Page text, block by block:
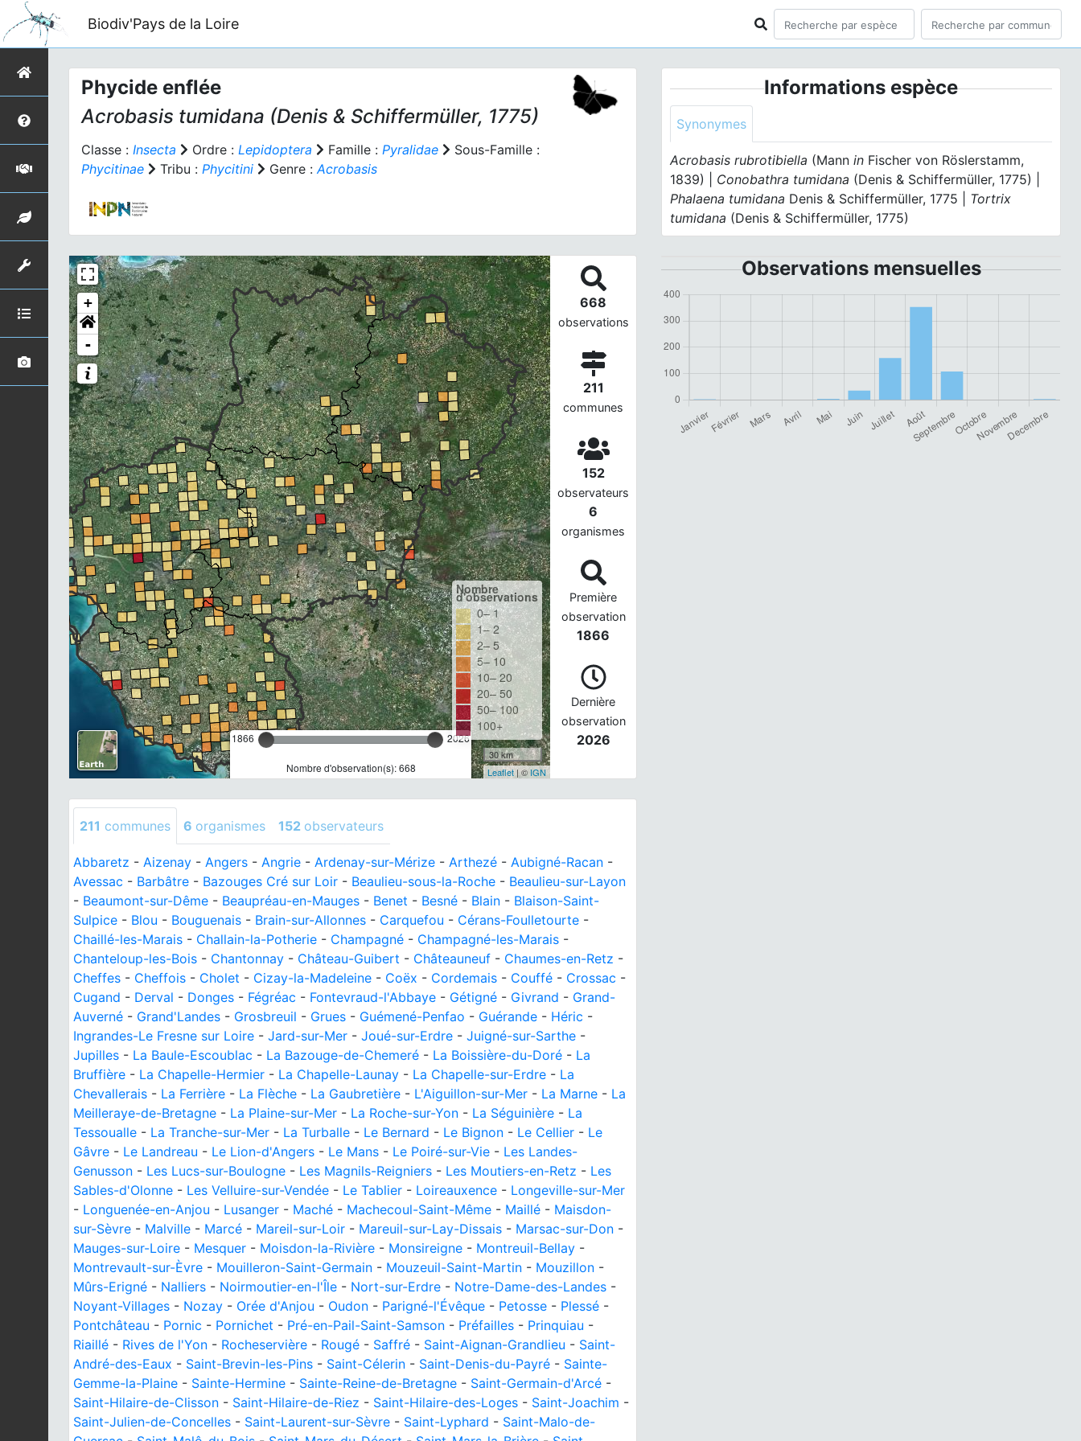
Biodiv'Pays de la Loire
Phycide enflée
Acrobasis tumidana (Denis & Schiffermüller, 1775)
Classe : Insecta Ordre : Lepidoptera Famille : Pyralidae
Sous-Famille :
Phycitinae
Tribu : Phycitini Genre :Acrobasis
+
-
1866 2026
Nombre d'observation(s): 668
Nombre
d'observations
0– 1
1– 2
2– 5
5– 10
10– 20
20– 50
50– 100
100+
30 km
Leaflet| © IGN
668
observations
211
communes
152
observateurs
6
organismes
Première
observation
1866
Dernière
observation
2026
211 communes 6 organismes 152 observateurs
Abbaretz - Aizenay - Angers - Angrie - Ardenay-sur-Mérize - Arthezé - Aubigné-Racan -
Avessac - Barbâtre - Bazouges Cré sur Loir - Beaulieu-sous-la-Roche - Beaulieu-sur-Layon
- Beaumont-sur-Dême - Beaupréau-en-Mauges - Benet - Besné - Blain - Blaison-Saint-
Sulpice - Blou - Bouguenais - Brain-sur-Allonnes - Carquefou - Cérans-Foulletourte -
Chaillé-les-Marais - Challain-la-Potherie - Champagné - Champagné-les-Marais -
Chanteloup-les-Bois - Chantonnay - Château-Guibert - Châteauneuf - Chaumes-en-Retz -
Cheffes - Cheffois - Cholet - Cizay-la-Madeleine - Coëx - Cordemais - Couffé - Crossac -
Cugand - Derval - Donges - Fégréac - Fontevraud-l'Abbaye - Gétigné - Givrand - Grand-
Auverné - Grand'Landes - Grosbreuil - Grues - Guémené-Penfao - Guérande - Héric -
Ingrandes-Le Fresne sur Loire - Jard-sur-Mer - Joué-sur-Erdre - Juigné-sur-Sarthe -
Jupilles - La Baule-Escoublac - La Bazouge-de-Chemeré - La Boissière-du-Doré - La
Bruffière - La Chapelle-Hermier - La Chapelle-Launay - La Chapelle-sur-Erdre - La
Chevallerais - La Ferrière - La Flèche - La Gaubretière - L'Aiguillon-sur-Mer - La Marne - La
Meilleraye-de-Bretagne - La Plaine-sur-Mer - La Roche-sur-Yon - La Séguinière - La
Tessoualle - La Tranche-sur-Mer - La Turballe - Le Bernard - Le Bignon - Le Cellier - Le
Gâvre - Le Landreau - Le Lion-d'Angers - Le Mans - Le Poiré-sur-Vie - Les Landes-
Genusson - Les Lucs-sur-Boulogne - Les Magnils-Reigniers - Les Moutiers-en-Retz - Les
Sables-d'Olonne - Les Velluire-sur-Vendée - Le Tablier - Loireauxence - Longeville-sur-Mer
- Longuenée-en-Anjou - Lusanger - Maché - Machecoul-Saint-Même - Maillé - Maisdon-
sur-Sèvre - Malville - Marcé - Mareil-sur-Loir - Mareuil-sur-Lay-Dissais - Marsac-sur-Don -
Mauges-sur-Loire - Mesquer - Moisdon-la-Rivière - Monsireigne - Montreuil-Bellay -
Montrevault-sur-Èvre - Mouilleron-Saint-Germain - Mouzeuil-Saint-Martin - Mouzillon -
Mûrs-Erigné - Nalliers - Noirmoutier-en-l'Île - Nort-sur-Erdre - Notre-Dame-des-Landes -
Noyant-Villages - Nozay - Orée d'Anjou - Oudon - Parigné-l'Évêque - Petosse - Plessé -
Pontchâteau - Pornic - Pornichet - Pré-en-Pail-Saint-Samson - Préfailles - Prinquiau -
Riaillé - Rives de l'Yon - Rocheservière - Rougé - Saffré - Saint-Aignan-Grandlieu - Saint-
André-des-Eaux - Saint-Brevin-les-Pins - Saint-Célerin - Saint-Denis-du-Payré - Sainte-
Gemme-la-Plaine - Sainte-Hermine - Sainte-Reine-de-Bretagne - Saint-Germain-d'Arcé -
Saint-Hilaire-de-Clisson - Saint-Hilaire-de-Riez - Saint-Hilaire-des-Loges - Saint-Joachim -
Saint-Julien-de-Concelles - Saint-Laurent-sur-Sèvre - Saint-Lyphard - Saint-Malo-de-
Informations espèce
Synonymes
Acrobasis rubrotibiella (Mannin Fischer von Röslerstamm,
1839) | Conobathra tumidana (Denis & Schiffermüller, 1775) |
Phalaena tumidana Denis & Schiffermüller, 1775 | Tortrix
tumidana (Denis & Schiffermüller, 1775)
Observations mensuelles